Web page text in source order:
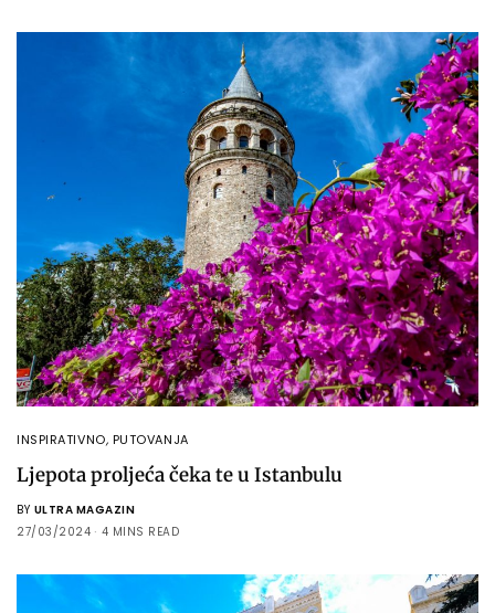
INSPIRATIVNO, PUTOVANJA
Ljepota proljeća čeka te u Istanbulu
BY ULTRA MAGAZIN
27/03/2024
4 MINS READ